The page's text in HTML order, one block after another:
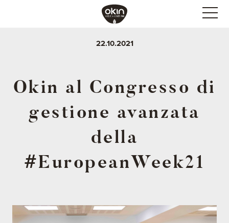
22.10.2021
Okin al Congresso di
gestione avanzata
della
#EuropeanWeek21